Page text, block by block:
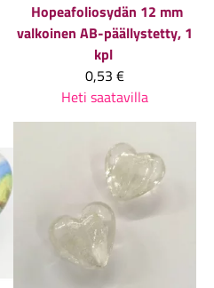
Hopeafoliosydän 12 mm
valkoinen AB-päällystetty, 1
kpl
0,53 €
Heti saatavilla